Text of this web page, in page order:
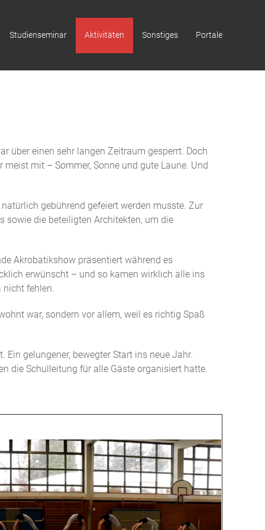
Studienseminar Aktivitäten Sonstiges Portale
über einen sehr langen Zeitraum gesperrt. Doch
mit – Sommer, Sonne und gute Laune. Und
gebührend gefeiert werden musste. Zur
sowie die beteiligten Architekten, um die
Akrobatikshow präsentiert während es
erwünscht – und so kamen wirklich alle ins
nicht fehlen.
war, sondern vor allem, weil es richtig Spaß
gelungener, bewegter Start ins neue Jahr.
die Schulleitung für alle Gäste organisiert hatte.